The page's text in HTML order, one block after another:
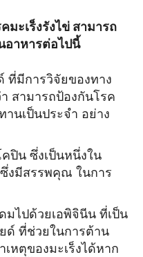
มะเร็งรังไข่ สามารถ
อาหารต่อไปนี้
ที่มีการวิจัยของทาง
สามารถป้องกันโรค
านเป็นประจำ อย่าง
ปิน ซึ่งเป็นหนึ่งใน
งมีสรรพคุณ ในการ
มไปด้วยเอพิจินีน ที่เป็น
ด์ ที่ช่วยในการต้าน
หตุของมะเร็งได้หาก